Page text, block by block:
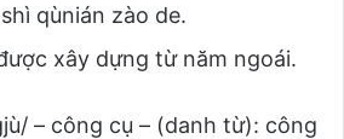
qùnián zào de.
xây dựng từ năm ngoái.
– công cụ – (danh từ): công